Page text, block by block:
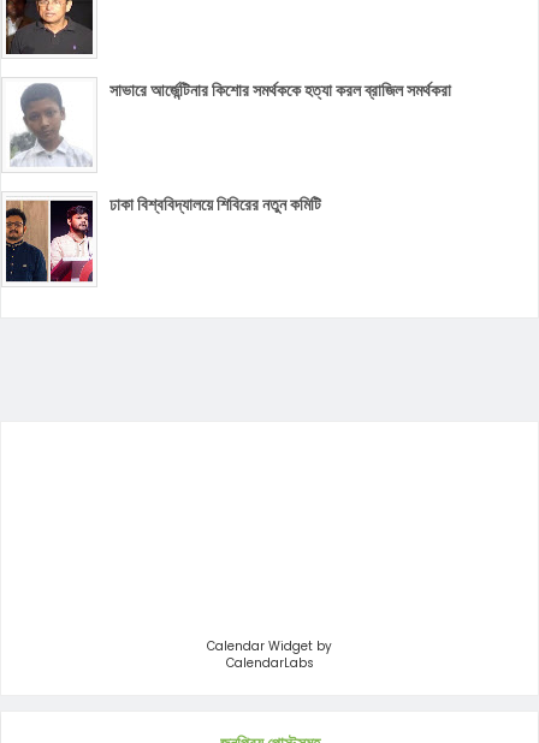
সাভারে আর্জেন্টিনার কিশোর সমর্থককে হত্যা করল ব্রাজিল সমর্থকরা
ঢাকা বিশ্ববিদ্যালয়ে শিবিরের নতুন কমিটি
Calendar Widget by
CalendarLabs